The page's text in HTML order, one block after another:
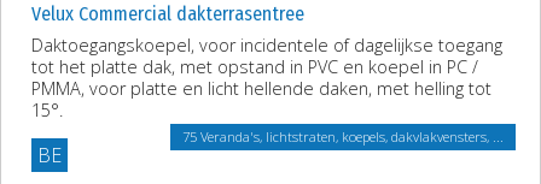
Velux Commercial dakterrasentree
Daktoegangskoepel, voor incidentele of dagelijkse toegang
tot het platte dak, met opstand in PVC en koepel in PC /
PMMA, voor platte en licht hellende daken, met helling tot
15°.
BE
75 Veranda's, lichtstraten, koepels, dakvlakvensters, ...